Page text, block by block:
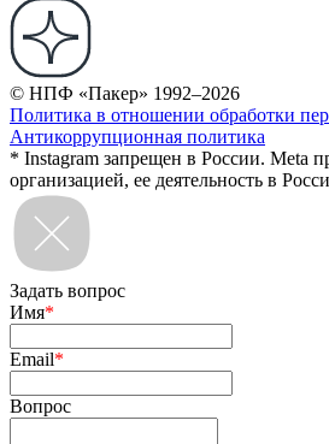
© НПФ «Пакер» 1992–2026
Политика в отношении обработки
Антикоррупционная политика
* Instagram запрещен в России. Meta
организацией, ее деятельность в
Задать вопрос
Имя*
Email*
Вопрос